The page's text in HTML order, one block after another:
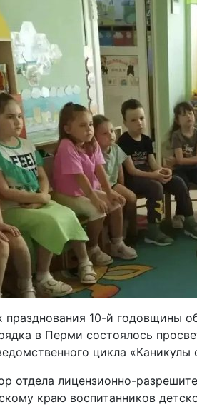
празднования 10-й годовщины
в Перми состоялось
цикла «Каникулы
отдела лицензионно-
краю воспитанников